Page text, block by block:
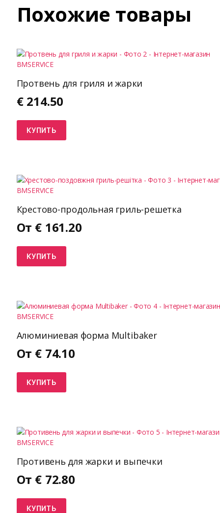
Похожие товары
Протвень для гриля и жарки
€ 214.50
КУПИТЬ
Крестово-продольная гриль-решетка
От € 161.20
КУПИТЬ
Алюминиевая форма Multibaker
От € 74.10
КУПИТЬ
Противень для жарки и выпечки
От € 72.80
КУПИТЬ